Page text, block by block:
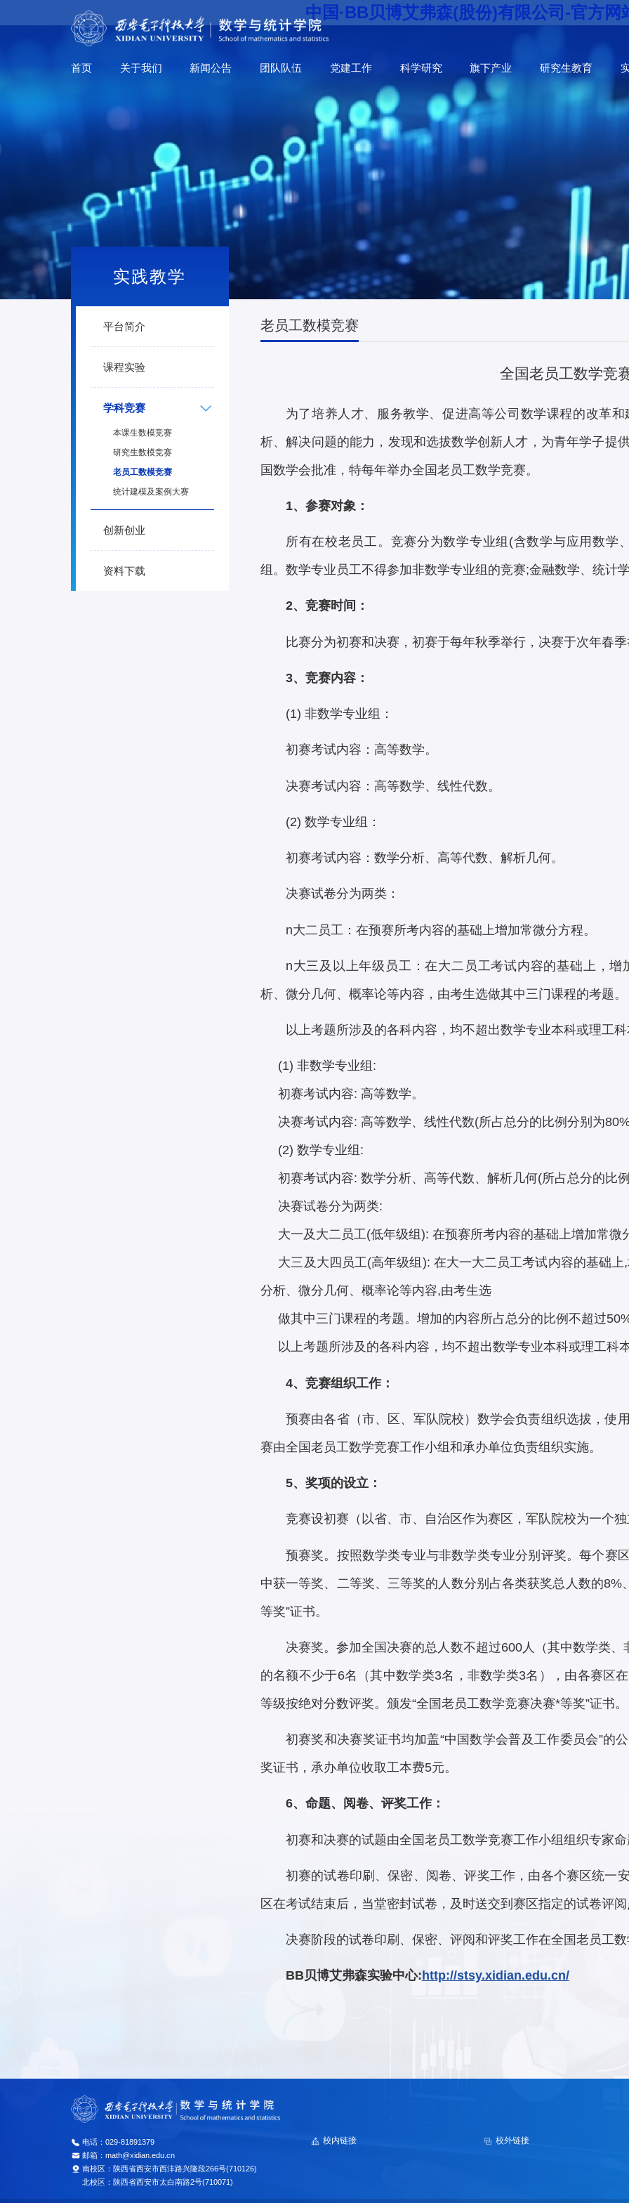
中国·BB贝博艾弗森(股份)有限公司-官方网
首页 关于我们 新闻公告 团队队伍 党建工作 科学研究 旗下产业 研究生教育
实践教学
平台简介
课程实验
学科竞赛
本课生数模竞赛
研究生数模竞赛
老员工数模竞赛
统计建模及案例大赛
创新创业
资料下载
老员工数模竞赛
全国老员工数学竞
为了培养人才、服务教学、促进高等公司数学课程的改革
析、解决问题的能力，发现和选拔数学创新人才，为青年学子提
国数学会批准，特每年举办全国老员工数学竞赛。
1、参赛对象：
所有在校老员工。竞赛分为数学专业组(含数学与应用数学
组。数学专业员工不得参加非数学专业组的竞赛;金融数学、统计
2、竞赛时间：
比赛分为初赛和决赛，初赛于每年秋季举行，决赛于次年春
3、竞赛内容：
(1) 非数学专业组：
初赛考试内容：高等数学。
决赛考试内容：高等数学、线性代数。
(2) 数学专业组：
初赛考试内容：数学分析、高等代数、解析几何。
决赛试卷分为两类：
n大二员工：在预赛所考内容的基础上增加常微分方程。
n大三及以上年级员工：在大二员工考试内容的基础上，
析、微分几何、概率论等内容，由考生选做其中三门课程的考题。
以上考题所涉及的各科内容，均不超出数学专业本科或理工
(1) 非数学专业组:
初赛考试内容: 高等数学。
决赛考试内容: 高等数学、线性代数(所占总分的比例分别为
(2) 数学专业组:
初赛考试内容: 数学分析、高等代数、解析几何(所占总分的比
决赛试卷分为两类:
大一及大二员工(低年级组): 在预赛所考内容的基础上增加常微
大三及大四员工(高年级组): 在大一大二员工考试内容的基础上
分析、微分几何、概率论等内容,由考生选
做其中三门课程的考题。增加的内容所占总分的比例不超过
以上考题所涉及的各科内容，均不超出数学专业本科或理工科
4、竞赛组织工作：
预赛由各省（市、区、军队院校）数学会负责组织选拔，使
赛由全国老员工数学竞赛工作小组和承办单位负责组织实施。
5、奖项的设立：
竞赛设初赛（以省、市、自治区作为赛区，军队院校为一个
预赛奖。按照数学类专业与非数学类专业分别评奖。每个赛
中获一等奖、二等奖、三等奖的人数分别占各类获奖总人数的
等奖”证书。
决赛奖。参加全国决赛的总人数不超过600人（其中数学类
的名额不少于6名（其中数学类3名，非数学类3名），由各赛区
等级按绝对分数评奖。颁发“全国老员工数学竞赛决赛*等奖”证书。
初赛奖和决赛奖证书均加盖“中国数学会普及工作委员会”的
奖证书，承办单位收取工本费5元。
6、命题、阅卷、评奖工作：
初赛和决赛的试题由全国老员工数学竞赛工作小组组织专家
初赛的试卷印刷、保密、阅卷、评奖工作，由各个赛区统一
区在考试结束后，当堂密封试卷，及时送交到赛区指定的试卷评
决赛阶段的试卷印刷、保密、评阅和评奖工作在全国老员工
BB贝博艾弗森实验中心: http://stsy.xidian.edu.cn/
电话：029-81891379
邮箱：math@xidian.edu.cn
南校区：陕西省西安市西沣路兴隆段266号(710126)
北校区：陕西省西安市太白南路2号(710071)
校内链接 校外链接